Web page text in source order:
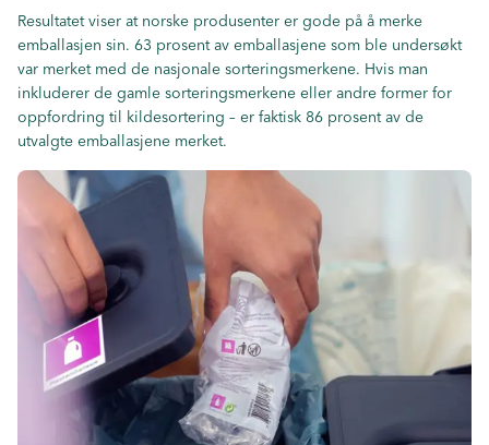
Resultatet viser at norske produsenter er gode på å merke
emballasjen sin. 63 prosent av emballasjene som ble undersøkt
var merket med de nasjonale sorteringsmerkene. Hvis man
inkluderer de gamle sorteringsmerkene eller andre former for
oppfordring til kildesortering – er faktisk 86 prosent av de
utvalgte emballasjene merket.